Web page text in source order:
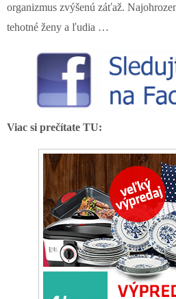
organizmus zvýšenú záťaž.
tehotné ženy a ľudia …
Viac si prečítate TU: